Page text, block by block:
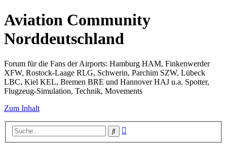
Aviation Community
Norddeutschland
Forum für die Fans der Airports: Hamburg HAM, Finkenwerder
XFW, Rostock-Laage RLG, Schwerin, Parchim SZW, Lübeck
LBC, Kiel KEL, Bremen BRE und Hannover HAJ u.a. Spotter,
Flugzeug-Simulation, Technik, Movements
Zum Inhalt
Suche